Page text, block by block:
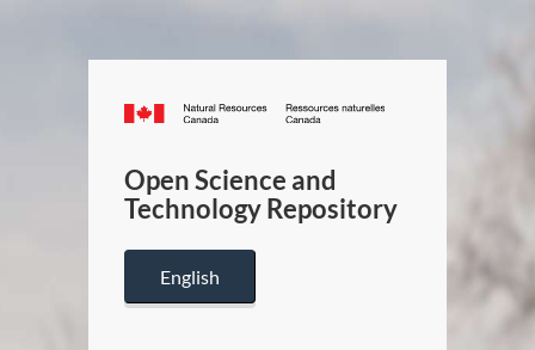
Canada.ca
/
Canada
Open Science and
Technology Repository
English